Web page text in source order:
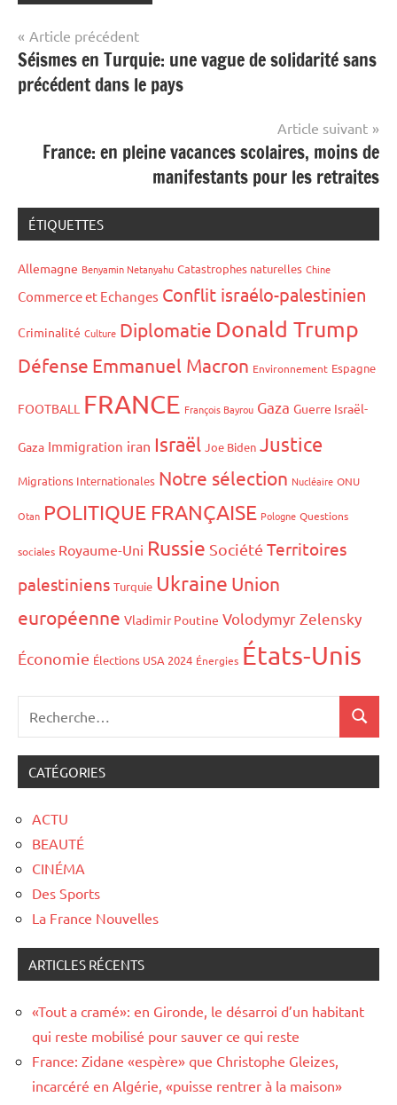
Navigation
de
l’article
Article précédent
Séismes en Turquie: une vague de solidarité sans
précédent dans le pays
Article suivant
France: en pleine vacances scolaires, moins de
manifestants pour les retraites
ÉTIQUETTES
Allemagne Benyamin Netanyahu Catastrophes naturelles Chine
Commerce et Echanges Conflit israélo-palestinien
Criminalité Culture Diplomatie Donald Trump
Défense Emmanuel Macron Environnement Espagne
FOOTBALL FRANCE François Bayrou Gaza Guerre Israël-
Gaza Immigration iran Israël Joe Biden Justice
Migrations Internationales Notre sélection Nucléaire ONU
Otan POLITIQUE FRANÇAISE Pologne Questions
sociales Royaume-Uni Russie Société Territoires
palestiniens Turquie Ukraine Union
européenne Vladimir Poutine Volodymyr Zelensky
Économie Élections USA 2024 Énergies États-Unis
CATÉGORIES
ACTU
BEAUTÉ
CINÉMA
Des Sports
La France Nouvelles
ARTICLES RÉCENTS
«Tout a cramé»: en Gironde, le désarroi d’un habitant
qui reste mobilisé pour sauver ce qui reste
France: Zidane «espère» que Christophe Gleizes,
incarcéré en Algérie, «puisse rentrer à la maison»